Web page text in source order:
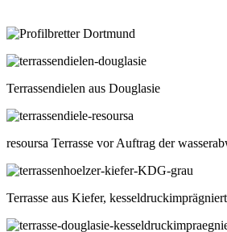
Terrassendielen aus Douglasie
resoursa Terrasse vor Auftrag der
Terrasse aus Kiefer,